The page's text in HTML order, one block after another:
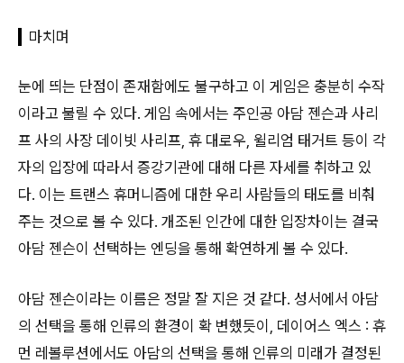
마치며
눈에 띄는 단점이 존재함에도 불구하고 이 게임은 충분히 수작
이라고 불릴 수 있다. 게임 속에서는 주인공 아담 젠슨과 사리
프 사의 사장 데이빗 사리프, 휴 대로우, 윌리엄 태거트 등이 각
자의 입장에 따라서 증강기관에 대해 다른 자세를 취하고 있
다. 이는 트랜스 휴머니즘에 대한 우리 사람들의 태도를 비춰
주는 것으로 볼 수 있다. 개조된 인간에 대한 입장차이는 결국
아담 젠슨이 선택하는 엔딩을 통해 확연하게 볼 수 있다.
아담 젠슨이라는 이름은 정말 잘 지은 것 같다. 성서에서 아담
의 선택을 통해 인류의 환경이 확 변했듯이, 데이어스 엑스 : 휴
먼 레볼루션에서도 아담의 선택을 통해 인류의 미래가 결정된